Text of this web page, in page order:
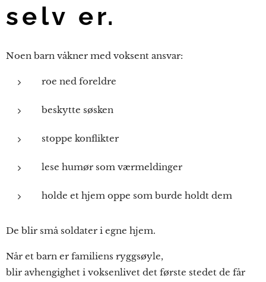
selv er.
Noen barn våkner med voksent ansvar:
roe ned foreldre
beskytte søsken
stoppe konflikter
lese humør som værmeldinger
holde et hjem oppe som burde holdt dem
De blir små soldater i egne hjem.
Når et barn er familiens ryggsøyle,
blir avhengighet i voksenlivet det første stedet de får